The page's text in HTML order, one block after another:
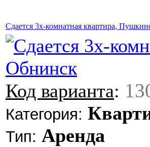
Сдается 3х-комнатная квартира,
Код варианта:
Категория:
Тип: Аренда